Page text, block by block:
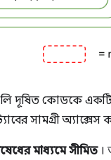
দূষিত কোডকে
সামগ্রী
মাধ্যমে সীমিত।